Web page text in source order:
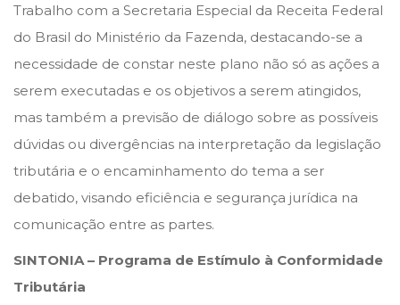
Trabalho com a Secretaria Especial da Receita Federal
do Brasil do Ministério da Fazenda, destacando-se a
necessidade de constar neste plano não só as ações a
serem executadas e os objetivos a serem atingidos,
mas também a previsão de diálogo sobre as possíveis
dúvidas ou divergências na interpretação da legislação
tributária e o encaminhamento do tema a ser
debatido, visando eficiência e segurança jurídica na
comunicação entre as partes.
SINTONIA – Programa de Estímulo à Conformidade
Tributária